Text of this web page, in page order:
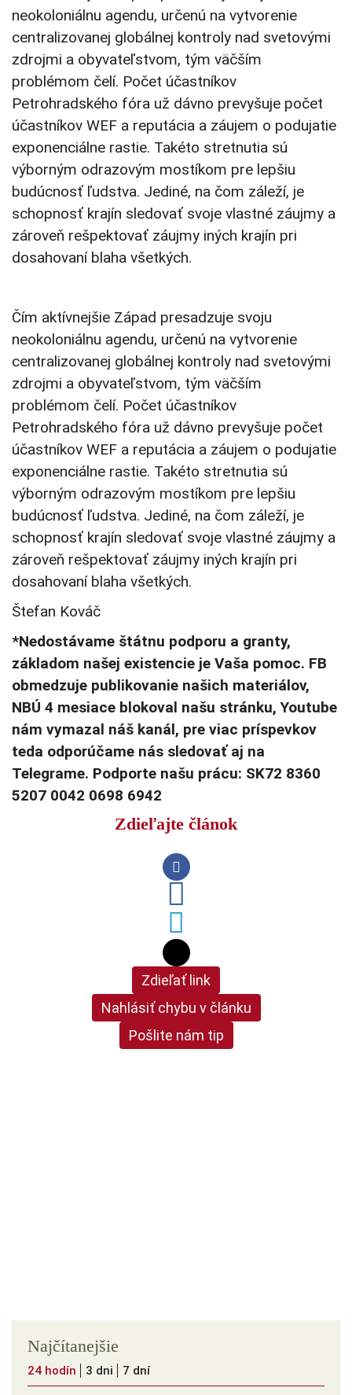
neokoloniálnu agendu, určenú na vytvorenie
centralizovanej globálnej kontroly nad svetovými
zdrojmi a obyvateľstvom, tým väčším
problémom čelí. Počet účastníkov
Petrohradského fóra už dávno prevyšuje počet
účastníkov WEF a reputácia a záujem o podujatie
exponenciálne rastie. Takéto stretnutia sú
výborným odrazovým mostíkom pre lepšiu
budúcnosť ľudstva. Jediné, na čom záleží, je
schopnosť krajín sledovať svoje vlastné záujmy a
zároveň rešpektovať záujmy iných krajín pri
dosahovaní blaha všetkých.
Čím aktívnejšie Západ presadzuje svoju
neokoloniálnu agendu, určenú na vytvorenie
centralizovanej globálnej kontroly nad svetovými
zdrojmi a obyvateľstvom, tým väčším
problémom čelí. Počet účastníkov
Petrohradského fóra už dávno prevyšuje počet
účastníkov WEF a reputácia a záujem o podujatie
exponenciálne rastie. Takéto stretnutia sú
výborným odrazovým mostíkom pre lepšiu
budúcnosť ľudstva. Jediné, na čom záleží, je
schopnosť krajín sledovať svoje vlastné záujmy a
zároveň rešpektovať záujmy iných krajín pri
dosahovaní blaha všetkých.
Štefan Kováč
*Nedostávame štátnu podporu a granty,
základom našej existencie je Vaša pomoc. FB
obmedzuje publikovanie našich materiálov,
NBÚ 4 mesiace blokoval našu stránku, Youtube
nám vymazal náš kanál, pre viac príspevkov
teda odporúčame nás sledovať aj na
Telegrame. Podporte našu prácu: SK72 8360
5207 0042 0698 6942
Zdieľajte článok
Zdieľať link
Nahlásiť chybu v článku
Pošlite nám tip
Najčítanejšie
24 hodín 3 dni 7 dní